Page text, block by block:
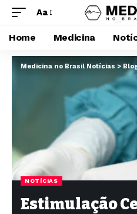
Aa
Home Medicina
Medicina no Brasil Notícias >
NOTÍCIAS
Estimulação